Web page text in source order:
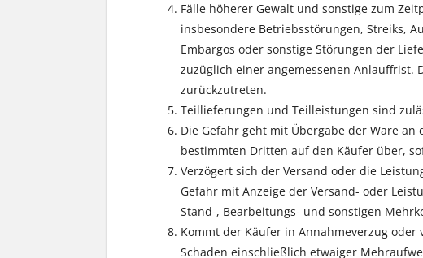
Fälle höherer Gewalt und sonstige zum
insbesondere Betriebsstörungen, Streiks,
Embargos oder sonstige Störungen der
zuzüglich einer angemessenen Anlauffrist.
zurückzutreten.
Teillieferungen und Teilleistungen sind
Die Gefahr geht mit Übergabe der Ware
bestimmten Dritten auf den Käufer über,
Verzögert sich der Versand oder die
Gefahr mit Anzeige der Versand- oder
Stand-, Bearbeitungs- und sonstigen
Kommt der Käufer in Annahmeverzug
Schaden einschließlich etwaiger